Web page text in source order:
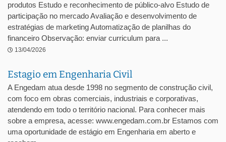
produtos Estudo e reconhecimento de público-alvo Estudo de
participação no mercado Avaliação e desenvolvimento de
estratégias de marketing Automatização de planilhas do
financeiro Observação: enviar curriculum para ...
13/04/2026
Estagio em Engenharia Civil
A Engedam atua desde 1998 no segmento de construção civil,
com foco em obras comerciais, industriais e corporativas,
atendendo em todo o território nacional. Para conhecer mais
sobre a empresa, acesse: www.engedam.com.br Estamos com
uma oportunidade de estágio em Engenharia em aberto e